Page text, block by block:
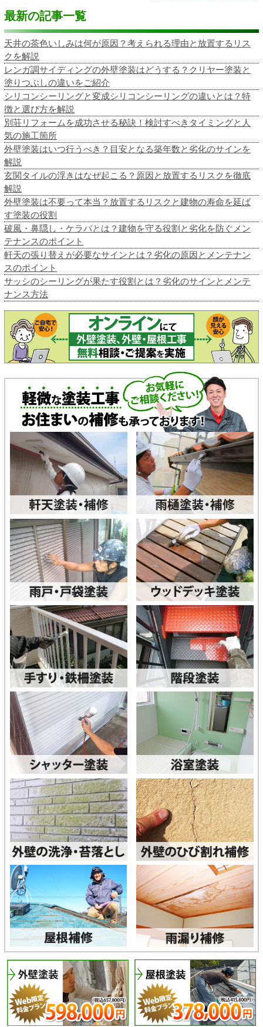
最新の記事一覧
天井の茶色いしみは何が原因？考えられる理由と放置するリス
クを解説
レンガ調サイディングの外壁塗装はどうする？クリヤー塗装と
塗りつぶしの違いをご紹介
シリコンシーリングと変成シリコンシーリングの違いとは？特
徴と選び方を解説
別荘リフォームを成功させる秘訣！検討すべきタイミングと人
気の施工箇所
外壁塗装はいつ行うべき？目安となる築年数と劣化のサインを
解説
玄関タイルの浮きはなぜ起こる？原因と放置するリスクを徹底
解説
外壁塗装は不要って本当？放置するリスクと建物の寿命を延ば
す塗装の役割
破風・鼻隠し・ケラバとは？建物を守る役割と劣化を防ぐメン
テナンスのポイント
軒天の張り替えが必要なサインとは？劣化の原因とメンテナン
スのポイント
サッシのシーリングが果たす役割とは？劣化のサインとメンテ
ナンス方法